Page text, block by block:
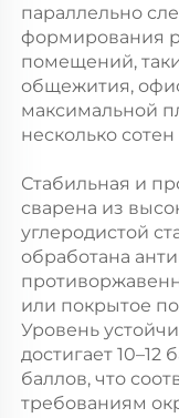
параллельно
формирования
помещений,
общежития,
максимальной
несколько
Стабильная и
сварена из
углеродистой
обработана
или покрытое
Уровень
достигает 10–12
баллов, что
требованиям